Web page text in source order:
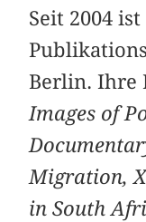
Seit 2004
Berlin. Ihre
Images of
Migration,
in South